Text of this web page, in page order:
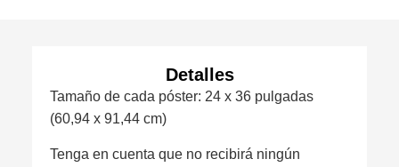
Detalles
Tamaño de cada póster: 24 x 36 pulgadas
(60,94 x 91,44 cm)
Tenga en cuenta que no recibirá ningún